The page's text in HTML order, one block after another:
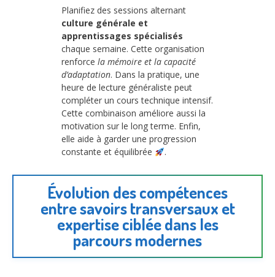
Planifiez des sessions alternant
culture générale et
apprentissages spécialisés
chaque semaine. Cette organisation
renforce la mémoire et la capacité
d’adaptation. Dans la pratique, une
heure de lecture généraliste peut
compléter un cours technique intensif.
Cette combinaison améliore aussi la
motivation sur le long terme. Enfin,
elle aide à garder une progression
constante et équilibrée
.
Évolution des compétences
entre savoirs transversaux et
expertise ciblée dans les
parcours modernes